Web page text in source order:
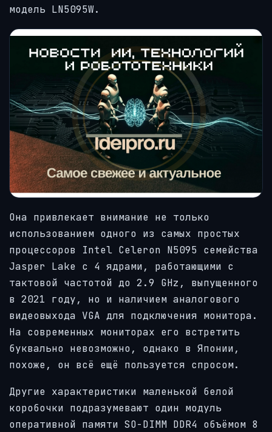
модель LN5095W.
Она привлекает внимание не только
использованием одного из самых простых
процессоров Intel Celeron N5095 семейства
Jasper Lake с 4 ядрами, работающими с
тактовой частотой до 2.9 GHz, выпущенного
в 2021 году, но и наличием аналогового
видеовыхода VGA для подключения монитора.
На современных мониторах его встретить
буквально невозможно, однако в Японии,
похоже, он всё ещё пользуется спросом.
Другие характеристики маленькой белой
коробочки подразумевают один модуль
оперативной памяти SO-DIMM DDR4 объёмом 8